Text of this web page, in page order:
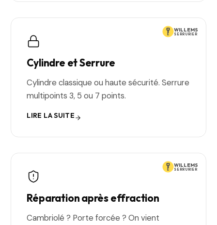
WILLEMS
SERRURIER
Cylindre et Serrure
Cylindre classique ou haute sécurité. Serrure
multipoints 3, 5 ou 7 points.
LIRE LA SUITE
WILLEMS
SERRURIER
Réparation après effraction
Cambriolé ? Porte forcée ? On vient